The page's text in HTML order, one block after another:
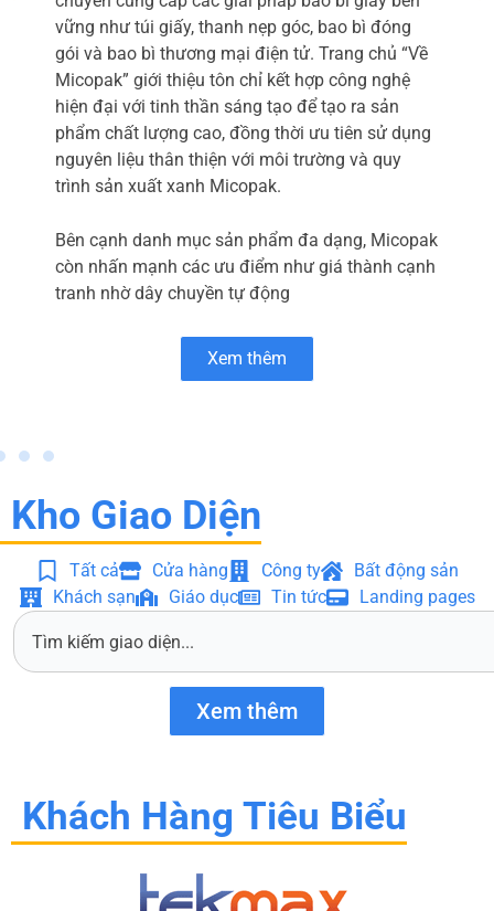
vững như túi giấy, thanh nẹp góc, bao bì đóng
gói và bao bì thương mại điện tử. Trang chủ “Về
Micopak” giới thiệu tôn chỉ kết hợp công nghệ
hiện đại với tinh thần sáng tạo để tạo ra sản
phẩm chất lượng cao, đồng thời ưu tiên sử dụng
nguyên liệu thân thiện với môi trường và quy
trình sản xuất xanh Micopak.
Bên cạnh danh mục sản phẩm đa dạng, Micopak
còn nhấn mạnh các ưu điểm như giá thành cạnh
tranh nhờ dây chuyền tự động
Xem thêm
Kho Giao Diện
Tất cả Cửa hàng Công ty
Bất động sản
Khách sạn
Giáo dục Tin tức Landing pages
S
Xem thêm
Khách Hàng Tiêu Biểu